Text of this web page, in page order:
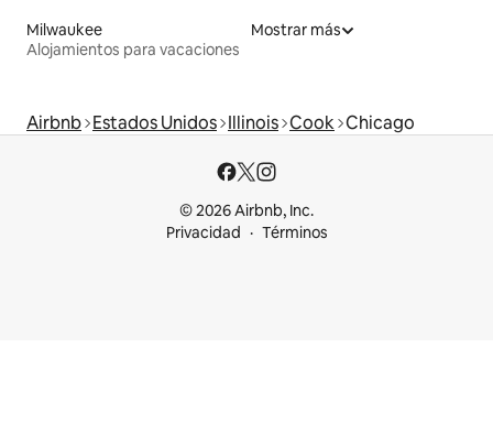
Milwaukee
Alojamientos para vacaciones
Mostrar más
Airbnb Estados Unidos Illinois Cook Chicago
© 2026 Airbnb, Inc.
Privacidad
Términos